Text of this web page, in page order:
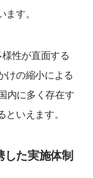
ます。
性が直面する
けの縮小による
内に多く存在す
といえます。
た実施体制